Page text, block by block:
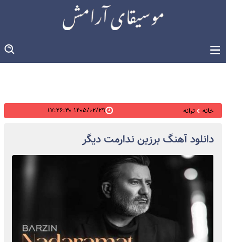
خانه ترانه ۱۴۰۵/۰۲/۲۹ ۱۷:۲۶:۳۰
دانلود آهنگ برزین ندارمت دیگر